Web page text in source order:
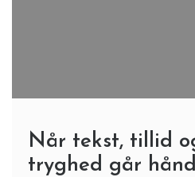
Når tekst, tillid
tryghed går